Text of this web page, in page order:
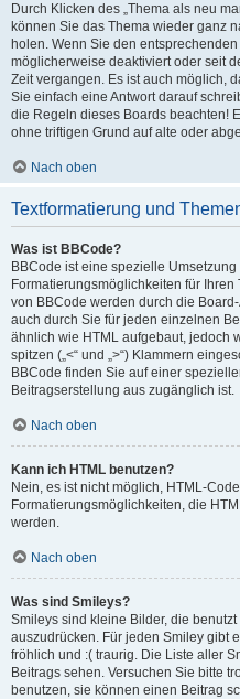
Durch Klicken des „Thema als neu
können Sie das Thema wieder ganz
holen. Wenn Sie den
möglicherweise deaktiviert oder seit
Zeit vergangen. Es ist auch möglich,
Sie einfach eine Antwort darauf
die Regeln dieses Boards beachten!
ohne triftigen Grund auf alte oder
Nach oben
Textformatierung und
Was ist BBCode?
BBCode ist eine spezielle
Formatierungsmöglichkeiten für
von BBCode werden durch die
auch durch Sie für jeden einzelnen
ähnlich wie HTML aufgebaut, jedoch
spitzen („<“ und „>“) Klammern
BBCode finden Sie auf einer
Beitragserstellung aus zugänglich ist.
Nach oben
Kann ich HTML benutzen?
Nein, es ist nicht möglich, HTML-
Formatierungsmöglichkeiten, die
werden.
Nach oben
Was sind Smileys?
Smileys sind kleine Bilder, die
auszudrücken. Für jeden Smiley gibt
fröhlich und :( traurig. Die Liste aller
Beitrags sehen. Versuchen Sie bitte
benutzen, sie können einen Beitrag